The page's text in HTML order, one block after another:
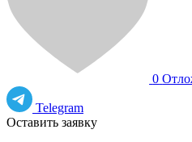
0
Telegram
Оставить заявку